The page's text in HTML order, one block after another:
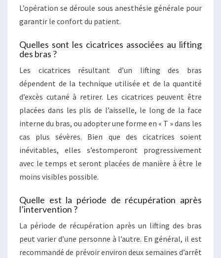
L’opération se déroule sous anesthésie générale pour
garantir le confort du patient.
Quelles sont les cicatrices associées au lifting
des bras ?
Les cicatrices résultant d’un lifting des bras
dépendent de la technique utilisée et de la quantité
d’excès cutané à retirer. Les cicatrices peuvent être
placées dans les plis de l’aisselle, le long de la face
interne du bras, ou adopter une forme en « T » dans les
cas plus sévères. Bien que des cicatrices soient
inévitables, elles s’estomperont progressivement
avec le temps et seront placées de manière à être le
moins visibles possible.
Quelle est la période de récupération après
l’intervention ?
La période de récupération après un lifting des bras
peut varier d’une personne à l’autre. En général, il est
recommandé de prévoir environ deux semaines d’arrêt